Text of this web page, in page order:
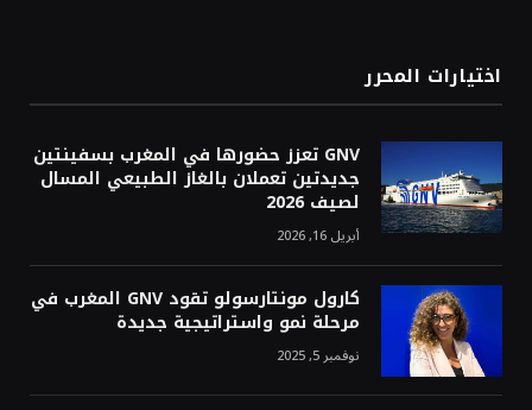
اختيارات المحرر
GNV تعزز حضورها في المغرب بسفينتين
جديدتين تعملان بالغاز الطبيعي المسال
لصيف 2026
أبريل 16, 2026
كارول مونتارسولو تقود GNV المغرب في
مرحلة نمو واستراتيجية جديدة
نوفمبر 5, 2025